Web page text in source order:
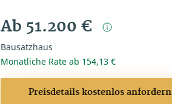
Ab 51.200 €
Bausatzhaus
Monatliche Rate ab 154,13 €
Preisdetails kostenlos anfordern